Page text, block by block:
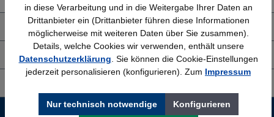
Über uns
Shop Service
in diese Verarbeitung und in die Weitergabe Ihrer Daten an
Drittanbieter ein (Drittanbieter führen diese Informationen
möglicherweise mit weiteren Daten über Sie zusammen).
Details, welche Cookies wir verwenden, enthält unsere
Datenschutzerklärung . Sie können die Cookie-Einstellungen
jederzeit personalisieren (konfigurieren). Zum Impressum
Nur technisch notwendige Konfigurieren